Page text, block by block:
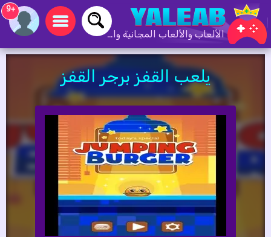
الألعاب والألعاب المجانية والألعاب عبر الإنترنت
+9
يلعب القفز برجر القفز